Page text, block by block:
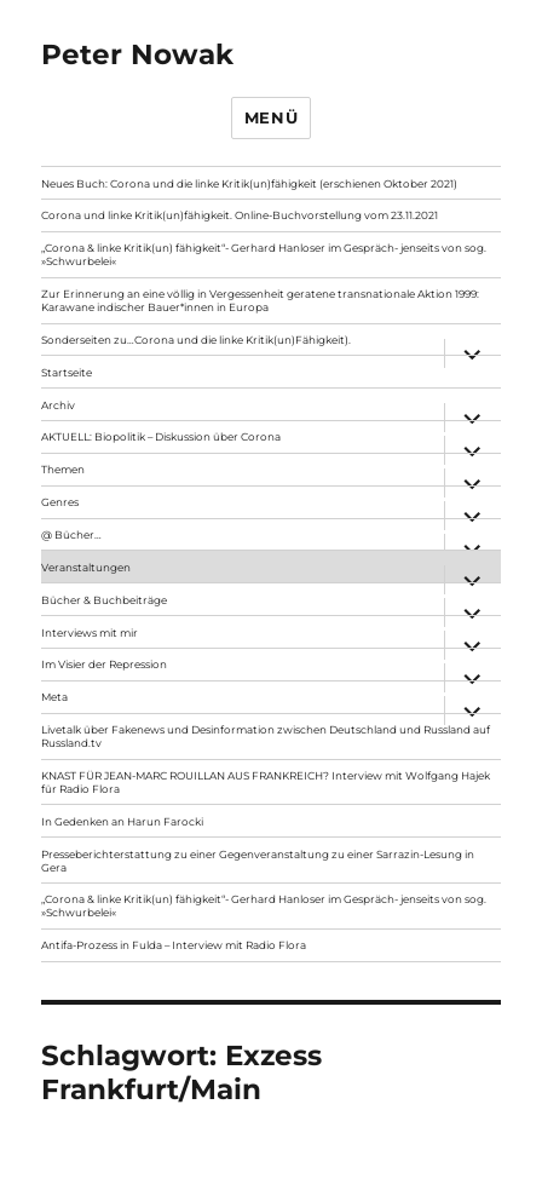
Peter Nowak
MENÜ
Neues Buch: Corona und die linke Kritik(un)fähigkeit (erschienen Oktober 2021)
Corona und linke Kritik(un)fähigkeit. Online-Buchvorstellung vom 23.11.2021
„Corona & linke Kritik(un) fähigkeit“- Gerhard Hanloser im Gespräch- jenseits von sog.
»Schwurbelei«
Zur Erinnerung an eine völlig in Vergessenheit geratene transnationale Aktion 1999:
Karawane indischer Bauer*innen in Europa
Sonderseiten zu…Corona und die linke Kritik(un)Fähigkeit).
anzeigen
Startseite
Archiv
anzeigen
AKTUELL: Biopolitik – Diskussion über Corona
anzeigen
Themen
anzeigen
Genres
anzeigen
@ Bücher…
Veranstaltungen
anzeigen
Bücher & Buchbeiträge
anzeigen
Interviews mit mir
anzeigen
Im Visier der Repression
anzeigen
Meta
anzeigen
Livetalk über Fakenews und Desinformation zwischen Deutschland und Russland auf
Russland.tv
KNAST FÜR JEAN-MARC ROUILLAN AUS FRANKREICH? Interview mit Wolfgang Hajek
für Radio Flora
In Gedenken an Harun Farocki
Presseberichterstattung zu einer Gegenveranstaltung zu einer Sarrazin-Lesung in
Gera
„Corona & linke Kritik(un) fähigkeit“- Gerhard Hanloser im Gespräch- jenseits von sog.
»Schwurbelei«
Antifa-Prozess in Fulda – Interview mit Radio Flora
Schlagwort: Exzess
Frankfurt/Main